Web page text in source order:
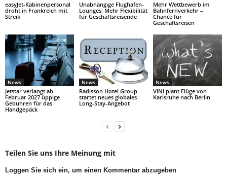
easyJet-Kabinenpersonal
droht in Frankreich mit
Streik
Unabhängige Flughafen-
Lounges: Mehr Flexibilität
für Geschäftsreisende
Mehr Wettbewerb im
Bahnfernverkehr –
Chance für
Geschäftsreisen
News
Jetstar verlangt ab
Februar 2027 üppige
Gebühren für das
Handgepäck
News
Radisson Hotel Group
startet neues globales
Long-Stay-Angebot
News
VINI plant Flüge von
Karlsruhe nach Berlin
Teilen Sie uns Ihre Meinung mit
Loggen Sie sich ein, um einen Kommentar abzugeben